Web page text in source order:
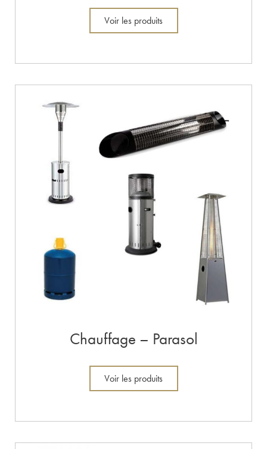
Voir les produits
Chauffage – Parasol
Voir les produits